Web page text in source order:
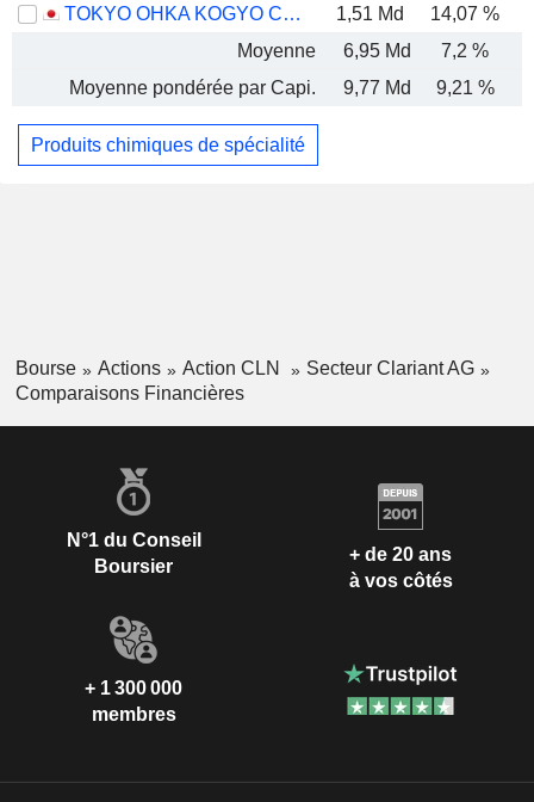
TOKYO OHKA KOGYO CO., LTD.
1,51 Md 14,07 %
Moyenne
6,95 Md 7,2 %
Moyenne pondérée par Capi.
9,77 Md 9,21 %
Produits chimiques de spécialité
Bourse Actions Action CLN
Secteur Clariant AG
Comparaisons Financières
N°1 du Conseil
Boursier
+ de 20 ans
à vos côtés
+ 1 300 000
membres